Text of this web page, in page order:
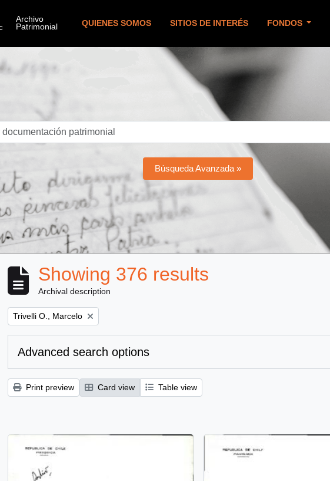
QUIENES SOMOS SITIOS DE INTERÉS FONDOS
Búsqueda Avanzada »
Showing 376 results
Archival description
Remove filter:
Trivelli O., Marcelo
Advanced search options
Print preview Card view Table view